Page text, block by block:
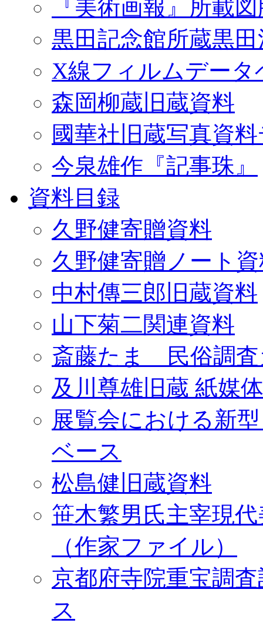
『美術画報』所載
黒田記念館所蔵黒
X線フィルムデータ
森岡柳蔵旧蔵資料
國華社旧蔵写真資
今泉雄作『記事珠』
資料目録
久野健寄贈資料
久野健寄贈ノート
中村傳三郎旧蔵資料
山下菊二関連資料
斎藤たま 民俗調査
及川尊雄旧蔵 紙媒
展覧会における新
ベース
松島健旧蔵資料
笹木繁男氏主宰現
（作家ファイル）
京都府寺院重宝調
ス